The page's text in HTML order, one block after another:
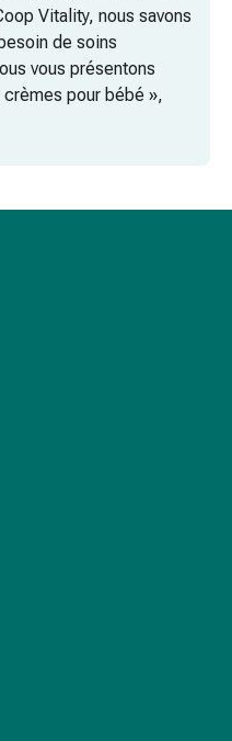
Vitality, nous savons
de soins
vous présentons
pour bébé »,
sélection
spécialement